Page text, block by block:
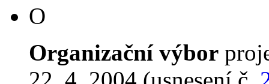
O
Organizační výbor